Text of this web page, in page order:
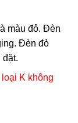
màu đỏ. Đèn
Đèn đỏ
đặt.
K không